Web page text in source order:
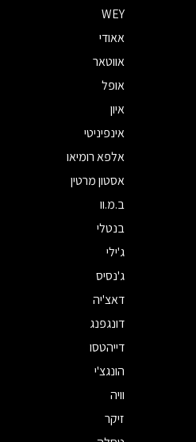
WEY
אאודי
אווטאר
אופל
איון
אינפיניטי
אלפא רומיאו
אסטון מרטין
ב.מ.וו
בנטלי
ג'ילי
ג'נסיס
דאצ'יה
דונגפנג
דייהטסו
הונגצ'י
וויה
זיקר